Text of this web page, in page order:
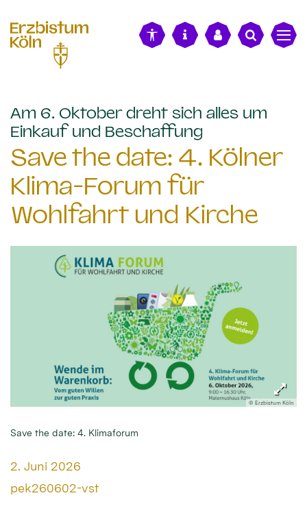
Am 6. Oktober dreht sich alles um
Einkauf und Beschaffung
Save the date: 4. Kölner
Klima-Forum für
Wohlfahrt und Kirche
© Erzbistum Köln
Save the date: 4. Klimaforum
Datum:
2. Juni 2026
Von:
pek260602-vst